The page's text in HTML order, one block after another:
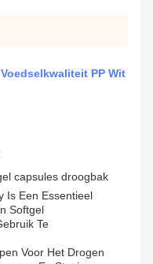
PP Wit
capsules droogbak
Is Een Essentieel
Softgel
Te
Voor Het Drogen